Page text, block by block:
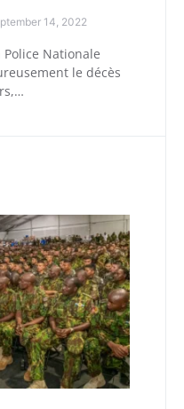
14, 2022
Nationale
le décès